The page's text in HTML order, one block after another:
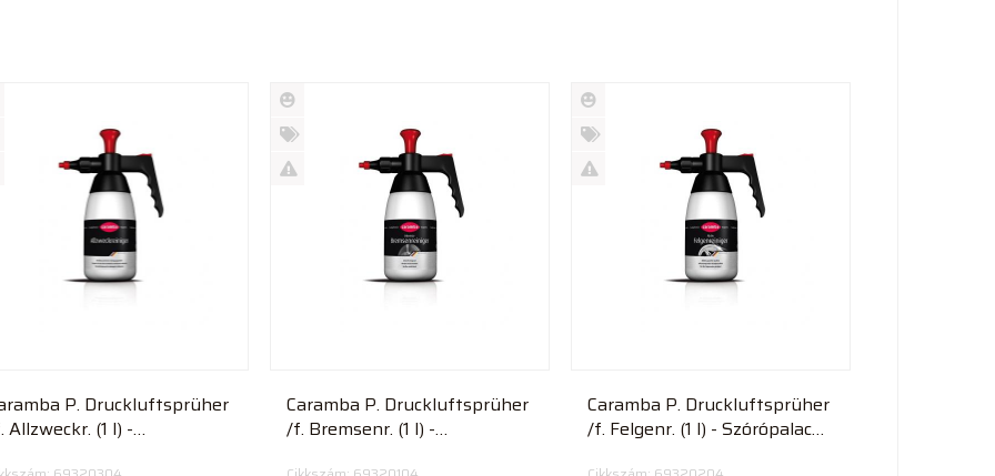
P. Druckluftsprüher
Allzweckr. (1 l) -
Új
termék
%
Caramba P. Druckluftsprüher
/f. Bremsenr. (1 l) -
Új
termék
%
Caramba P. Druckluftsprüher
/f. Felgenr. (1 l) - Szórópalack